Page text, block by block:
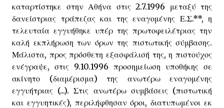
καταρτίστηκε στην Αθήνα στις 2.7.1996 μεταξύ της
δανείστριας τράπεζας και της εναγομένης Ε.Σ.**, η
τελευταία εγγυήθηκε υπέρ της πρωτοφειλέτριας την
καλή εκπλήρωση των όρων της πιστωτικής σύμβασης.
Μάλιστα, προς πρόσθετη εξασφάλισή της, η πιστούχος
ενέγραψε, στις 9.10.1996 προσημείωση υποθήκης σε
ακίνητο (διαμέρισμα) της ανωτέρω εναγομένης
εγγυήτριας (...). Στις ανωτέρω συμβάσεις (πιστωτική
και εγγυητικές), περιλήφθησαν όροι, διατυπωμένοι εκ